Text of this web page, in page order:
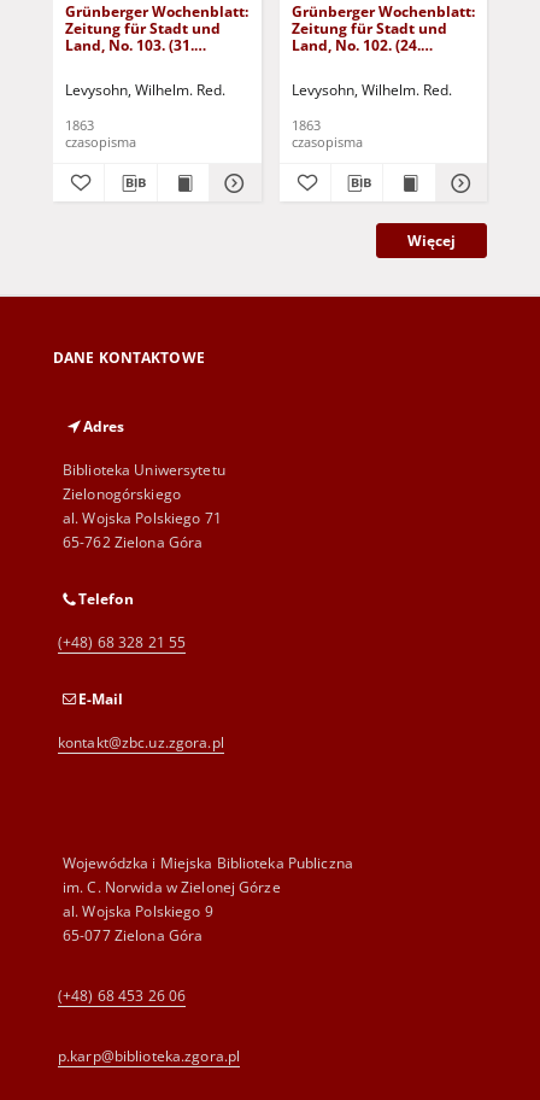
Grünberger Wochenblatt:
Zeitung für Stadt und
Land, No. 103. (31.
Levysohn, Wilhelm. Red.
1863
czasopisma
Grünberger Wochenblatt:
Zeitung für Stadt und
Land, No. 102. (24.
Levysohn, Wilhelm. Red.
1863
czasopisma
Więcej
DANE KONTAKTOWE
Adres
Biblioteka Uniwersytetu
Zielonogórskiego
al. Wojska Polskiego 71
65-762 Zielona Góra
Telefon
(+48) 68 328 21 55
E-Mail
kontakt@zbc.uz.zgora.pl
Wojewódzka i Miejska Biblioteka Publiczna
im. C. Norwida w Zielonej Górze
al. Wojska Polskiego 9
65-077 Zielona Góra
(+48) 68 453 26 06
p.karp@biblioteka.zgora.pl